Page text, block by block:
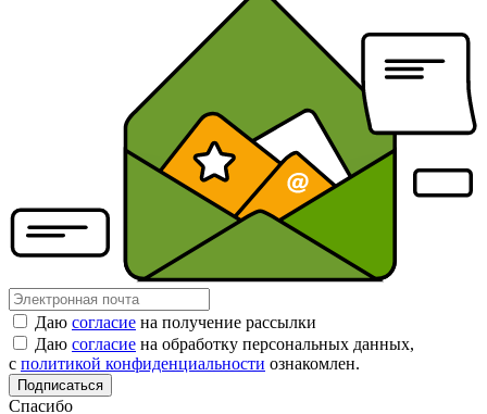
Даю согласие на получение рассылки
Даю согласие на обработку персональных данных,
с политикой конфиденциальности ознакомлен.
Подписаться
Спасибо